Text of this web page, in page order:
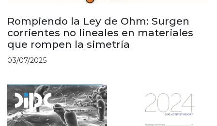
Rompiendo la Ley de Ohm: Surgen
corrientes no lineales en materiales
que rompen la simetría
03/07/2025